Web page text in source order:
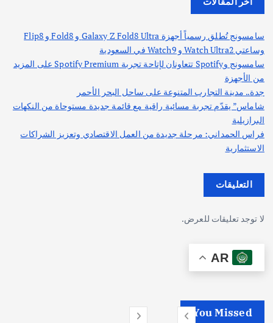
سامسونج تُطلق رسمياً أجهزة Galaxy Z Fold8 Ultra و Fold8 و Flip8
وساعتي Watch Ultra2 و Watch9 في السعودية
سامسونج وSpotify تتعاونان لإتاحة تجربة Spotify Premium على المزيد
من الأجهزة
جدة.. مدينة التجارب المتنوعة على ساحل البحر الأحمر
شاماس” يقدّم تجربة مسائية راقية مع قائمة جديدة مستوحاة من النكهات
البرازيلية
فراس الحمداني: مرحلة جديدة من العمل الاقتصادي وتعزيز الشراكات
الاستثمارية
التعليقات
لا توجد تعليقات للعرض.
AR
You Missed